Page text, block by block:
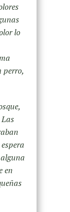
lo
perro,
en